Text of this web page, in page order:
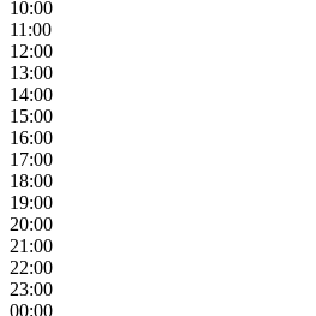
10:00
11:00
12:00
13:00
14:00
15:00
16:00
17:00
18:00
19:00
20:00
21:00
22:00
23:00
00:00